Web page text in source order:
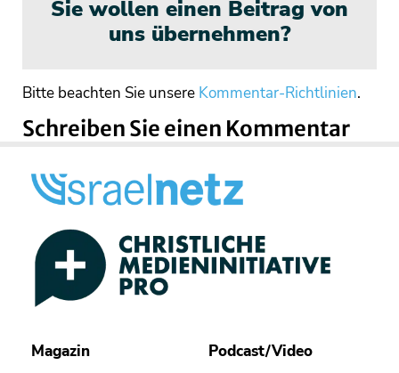
Sie wollen einen Beitrag von
uns übernehmen?
Bitte beachten Sie unsere Kommentar-Richtlinien.
Schreiben Sie einen Kommentar
Magazin
Podcast/Video